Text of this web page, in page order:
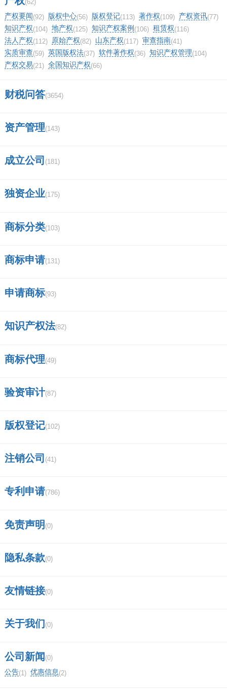
12、应交税金－应交增值税（进项税）本月合计
数累计数。
13、应交税金－未交增值税本月期初余额（留抵
是借方余额）。
七、预缴的增值税怎么填纳税申报表？
小规模纳税人预交增值税时，借：应交税费——
预缴税额”
一般纳税人预交增值税是，借：应交税费——应
主表第28栏“分次预缴税额”，27栏=28栏+29栏
申报缴纳国税,通过登录网上申报系统,填写增值
确认无误后,通过"纳税申报"模块在线提交电子报
报文件,生成登陆文件后登上网站,再把生成文件
设置的6位数字密码.
九、烟叶税征税范围 烟叶税税的征税范围
生产、流通、消费环节征收的税收范围。我国作
为一个烟草生产大国，烟叶税作为其中的一项重
产企业、经销商、零售商以及烟民等多方面。
烟叶生产环节
(62)
产权要闻(92) 版权中心(56) 版权登记(113) 著作权(109) 产权资讯(77)
知识产权(104) 地产权(125) 知识产权案例 (106) 租赁权(116)
法人产权(112) 原始产权(82) 山东产权(117) 审查指南(41)
实质审查(59) 英国版权法(37) 软件著作权(36) 知识产权管理(104)
产权交易(21) 全国知识产权(66)
财税问答(3654)
资产管理(143)
成立公司 (181)
独资企业(175)
商标分类(103)
商标申请(131)
申请商标(93)
知识产权法(82)
商标代理(49)
验资审计(87)
版权登记(102)
注销公司 (41)
专利申请(786)
免责声明 (0)
隐私条款(0)
友情链接(0)
关于我们 (0)
公司新闻 (0)
公告(1) 优惠信息(2)